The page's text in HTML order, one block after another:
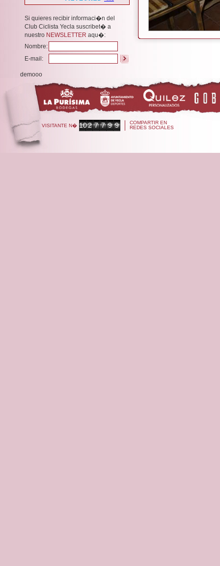
Si quieres recibir informaci�n del
Club Ciclista Yecla suscribet� a
nuestro NEWSLETTER aqu�:
Nombre:
E-mail:
demooo
VISITANTE N� 102 7 7 9 9
COMPARTIR EN
REDES SOCIALES